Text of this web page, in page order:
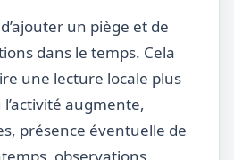
un piège et de
dans le temps. Cela
une lecture locale plus
augmente,
présence éventuelle de